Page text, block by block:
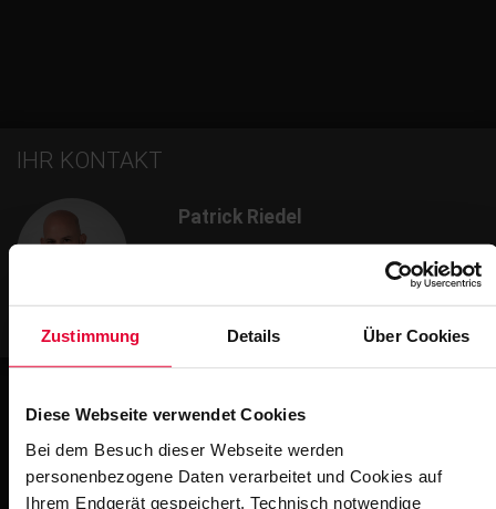
Zustimmung Details Über Cookies
Diese Webseite verwendet Cookies
Bei dem Besuch dieser Webseite werden
personenbezogene Daten verarbeitet und Cookies auf
Ihrem Endgerät gespeichert. Technisch notwendige
IHR KONTAKT
Patrick Riedel
Weitere Impressionen